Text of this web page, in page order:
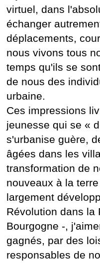
virtuel, dans
échanger
déplacements,
nous vivons tous
temps qu'ils se
de nous des
urbaine.
Ces impressions
jeunesse qui se «
s'urbanise guère,
âgées dans les
transformation de
nouveaux à la
largement
Révolution dans la
Bourgogne -,
gagnés, par des
responsables de